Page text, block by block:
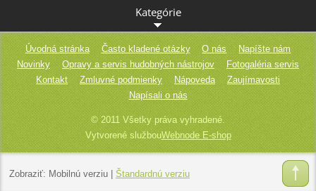
Kategórie
Úvodná stránka Často kladené otázky O nás
Napíšte nám
Novinky
Opravy a servis hudobných nástrojov
Fotogaléria servis
Kontakt
Zmluvné podmienky Nápoveda
Zaujímavosti
Napísali o nás
© 2011 Všetky práva vyhradené.
Vytvorené službouWebnode E-shop
Zobraziť: Mobilnú verziu| Štandardnú verziu